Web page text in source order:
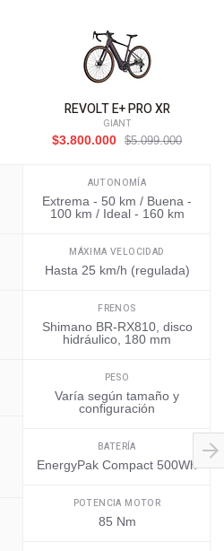
REVOLT E+ PRO XR
GIANT
$3.800.000
$5.099.000
AUTONOMÍA
Extrema - 50 km / Buena -
100 km / Ideal - 160 km
MÁXIMA VELOCIDAD
Hasta 25 km/h (regulada)
FRENOS
Shimano BR-RX810, disco
hidráulico, 180 mm
PESO
Varía según tamaño y
configuración
BATERÍA
EnergyPak Compact 500Wh
POTENCIA MOTOR
85 Nm